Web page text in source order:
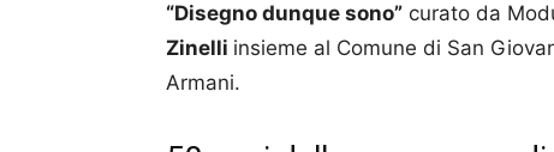
“Disegno dunque sono” curato da
Zinelli insieme al Comune di San
Armani.